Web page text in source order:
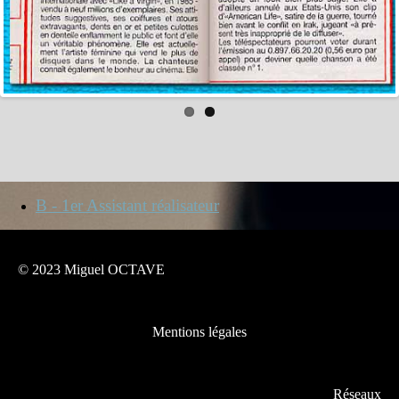
B - 1er Assistant réalisateur
© 2023 Miguel OCTAVE
Mentions légales
Réseaux